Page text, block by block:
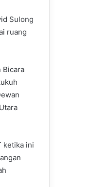
Sulong
ruang
Bicara
ketika ini